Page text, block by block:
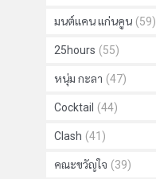
มนต์แคน แก่นคูน (59)
25hours (55)
หนุ่ม กะลา (47)
Cocktail (44)
Clash (41)
คณะขวัญใจ (39)